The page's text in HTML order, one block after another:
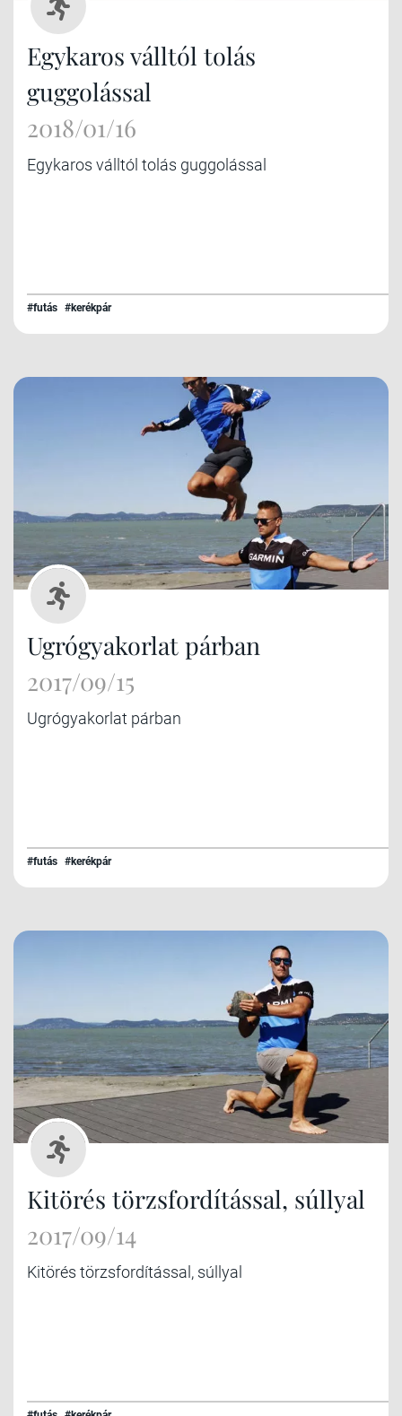
Egykaros válltól tolás
guggolással
2018/01/16
Egykaros válltól tolás guggolással
#futás #kerékpár
Ugrógyakorlat párban
2017/09/15
Ugrógyakorlat párban
#futás #kerékpár
Kitörés törzsfordítással, súllyal
2017/09/14
Kitörés törzsfordítással, súllyal